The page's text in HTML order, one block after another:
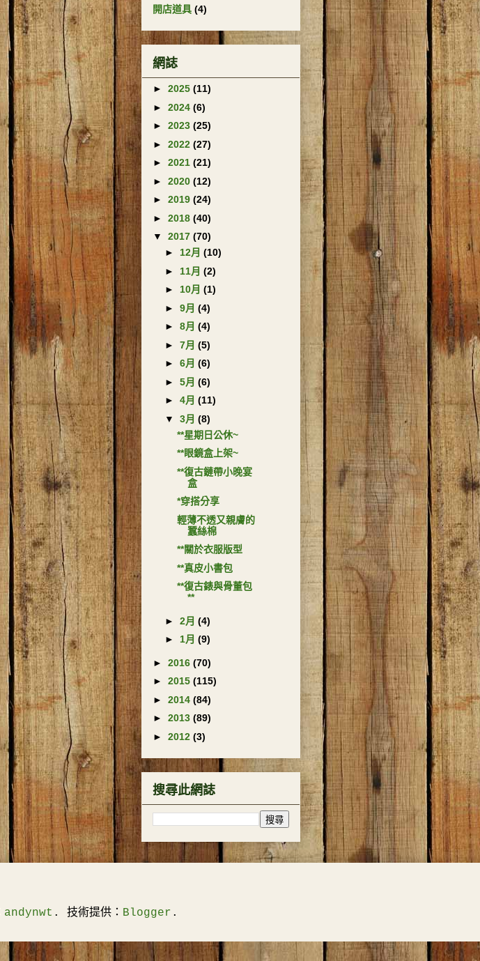
開店道具 (4)
網誌
► 2025 (11)
► 2024 (6)
► 2023 (25)
► 2022 (27)
► 2021 (21)
► 2020 (12)
► 2019 (24)
► 2018 (40)
▼ 2017 (70)
► 12月 (10)
► 11月 (2)
► 10月 (1)
► 9月 (4)
► 8月 (4)
► 7月 (5)
► 6月 (6)
► 5月 (6)
► 4月 (11)
▼ 3月 (8)
**星期日公休~
**眼鏡盒上架~
**復古鏈帶小晚宴
盒
*穿搭分享
輕薄不透又親膚的
蠶絲棉
**關於衣服版型
**真皮小書包
**復古錶與骨董包
**
► 2月 (4)
► 1月 (9)
► 2016 (70)
► 2015 (115)
► 2014 (84)
► 2013 (89)
► 2012 (3)
搜尋此網誌
andynwt . 技術提供： Blogger .